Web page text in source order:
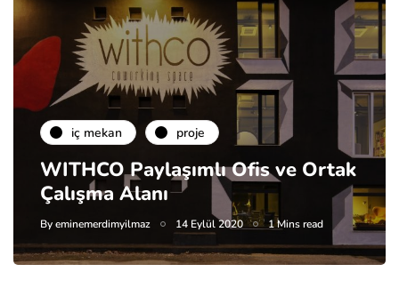
i̇ç mekan proje
WITHCO Paylaşımlı Ofis ve Ortak
Çalışma Alanı
Byeminemerdimyilmaz 14 Eylül 2020 1 Mins read